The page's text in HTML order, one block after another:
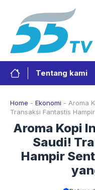
Tentang kami
Home - Ekonomi - Aroma
Transaksi Fantastis
Aroma Kopi
Saudi!
Hampir